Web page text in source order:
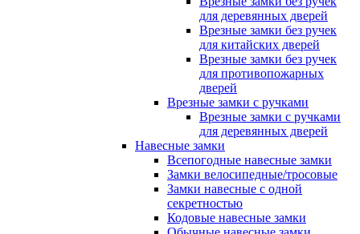
для деревянных дверей
Врезные замки без ручек
для китайских дверей
Врезные замки без ручек
для противопожарных
дверей
Врезные замки с ручками
Врезные замки с ручками
для деревянных дверей
Навесные замки
Всепогодные навесные замки
Замки велосипедные/тросовые
Замки навесные с одной
секретностью
Кодовые навесные замки